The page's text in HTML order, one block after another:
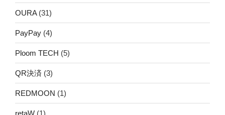
OURA(31)
PayPay (4)
Ploom TECH (5)
QR決済 (3)
REDMOON (1)
retaW (1)